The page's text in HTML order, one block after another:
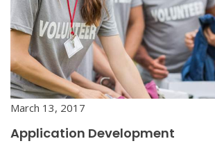
March 13, 2017
Application Development